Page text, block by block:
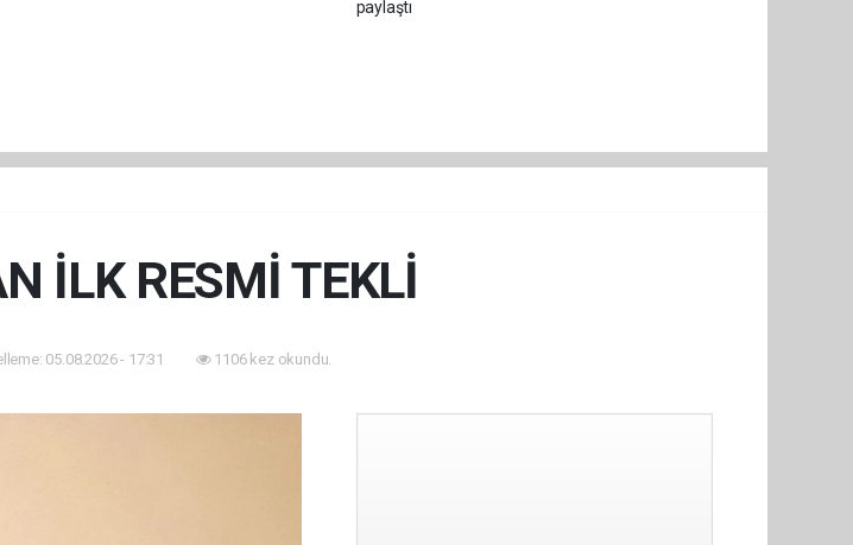
İLK RESMİ TEKLİ
05.08.2026 - 17:31 1106 kez okundu.